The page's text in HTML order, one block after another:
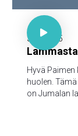
30 minuuttia

3.11.2025
Hyvä
huolen.
on Jumalan